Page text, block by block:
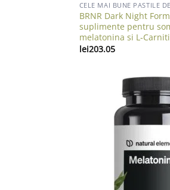
CELE MAI BUNE PASTILE
BRNR Dark Night
suplimente pentru
melatonina si
lei203.05